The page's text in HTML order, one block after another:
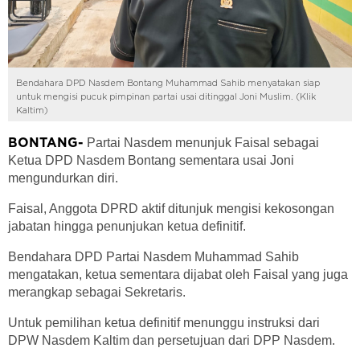
Bendahara DPD Nasdem Bontang Muhammad Sahib menyatakan siap
untuk mengisi pucuk pimpinan partai usai ditinggal Joni Muslim. (Klik
Kaltim)
BONTANG- Partai Nasdem menunjuk Faisal sebagai
Ketua DPD Nasdem Bontang sementara usai Joni
mengundurkan diri.
Faisal, Anggota DPRD aktif ditunjuk mengisi kekosongan
jabatan hingga penunjukan ketua definitif.
Bendahara DPD Partai Nasdem Muhammad Sahib
mengatakan, ketua sementara dijabat oleh Faisal yang juga
merangkap sebagai Sekretaris.
Untuk pemilihan ketua definitif menunggu instruksi dari
DPW Nasdem Kaltim dan persetujuan dari DPP Nasdem.